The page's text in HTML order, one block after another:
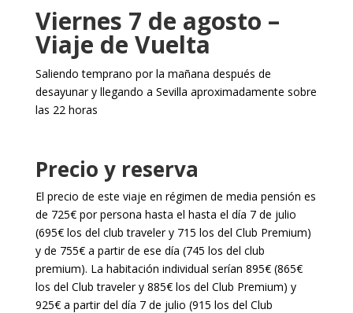
Viernes 7 de agosto –
Viaje de Vuelta
Saliendo temprano por la mañana después de
desayunar y llegando a Sevilla aproximadamente sobre
las 22 horas
Precio y reserva
El precio de este viaje en régimen de media pensión es
de 725€ por persona hasta el hasta el día 7 de julio
(695€ los del club traveler y 715 los del Club Premium)
y de 755€ a partir de ese día (745 los del club
premium). La habitación individual serían 895€ (865€
los del Club traveler y 885€ los del Club Premium) y
925€ a partir del día 7 de julio (915 los del Club